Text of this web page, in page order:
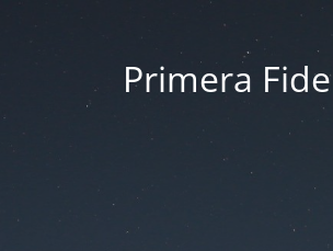
Primera